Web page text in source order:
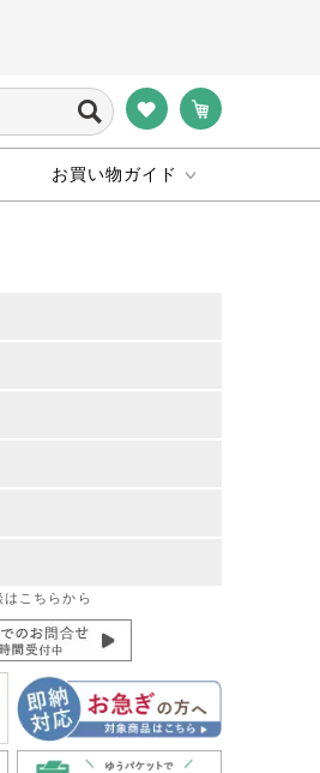
お買い物ガイド
はこちらから